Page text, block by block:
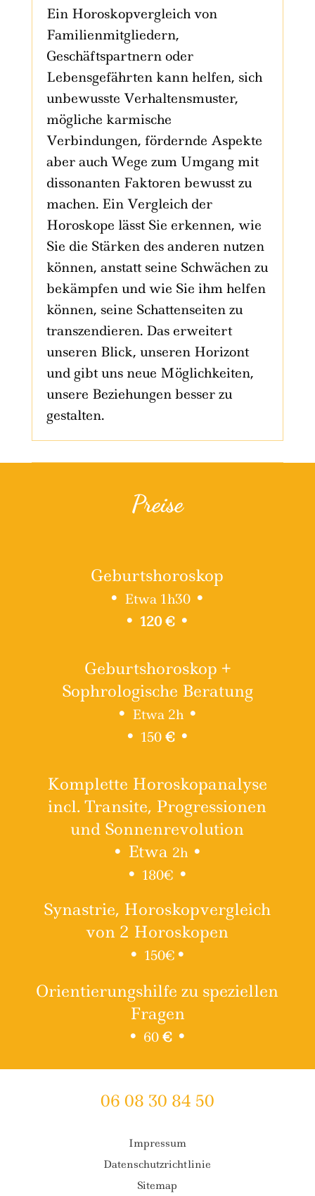
Ein Horoskopvergleich von
Familienmitgliedern,
Geschäftspartnern oder
Lebensgefährten kann helfen, sich
unbewusste Verhaltensmuster,
mögliche karmische
Verbindungen, fördernde Aspekte
aber auch Wege zum Umgang mit
dissonanten Faktoren bewusst zu
machen. Ein Vergleich der
Horoskope lässt Sie erkennen, wie
Sie die Stärken des anderen nutzen
können, anstatt seine Schwächen zu
bekämpfen und wie Sie ihm helfen
können, seine Schattenseiten zu
transzendieren. Das erweitert
unseren Blick, unseren Horizont
und gibt uns neue Möglichkeiten,
unsere Beziehungen besser zu
gestalten.
Preise
Geburtshoroskop
• Etwa 1h30 •
• 120 € •
Geburtshoroskop +
Sophrologische Beratung
• Etwa 2h •
• 150€ •
Komplette Horoskopanalyse
incl. Transite, Progressionen
und Sonnenrevolution
• Etwa 2h •
• 180€ •
Synastrie, Horoskopvergleich
von 2 Horoskopen
• 150€ •
Orientierungshilfe zu speziellen
Fragen
• 60€ •
06 08 30 84 50
Impressum
Datenschutzrichtlinie
Sitemap